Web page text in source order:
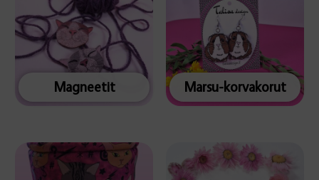
Magneetit Marsu-korvakorut